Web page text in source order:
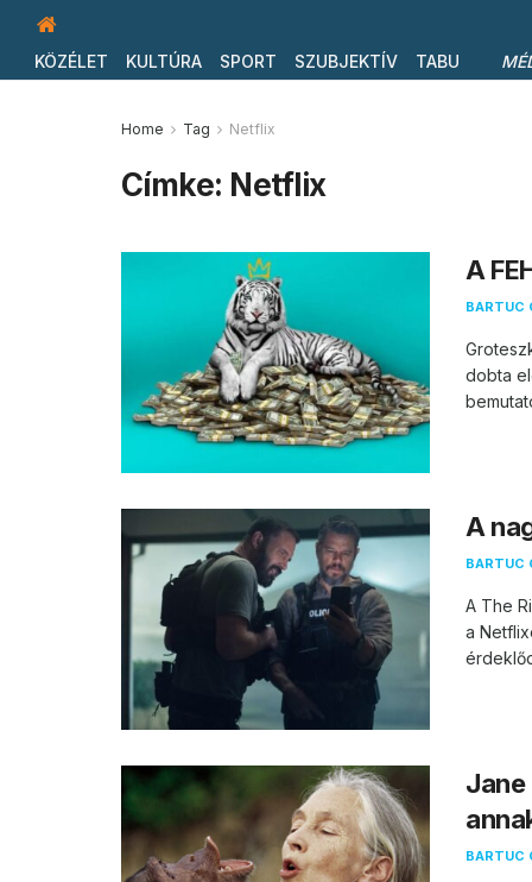
KÖZÉLET KULTÚRA SPORT SZUBJEKTÍV TABU
Home Tag Netflix
Címke: Netflix
A
BARTUC
dobta
A
BARTUC
A The
a
Jane
BARTUC